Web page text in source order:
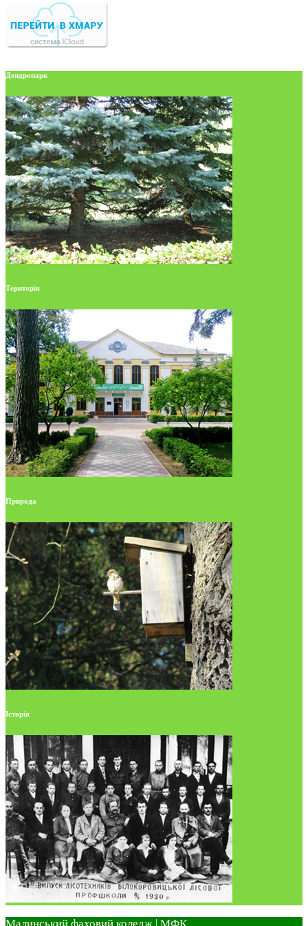
Дендропарк
Територія
Природа
Історія